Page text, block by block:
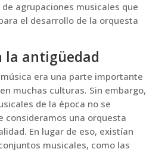
agrupaciones musicales que
el desarrollo de la orquesta
la antigüedad
era una parte importante
muchas culturas. Sin embargo,
de la época no se
consideramos una orquesta
En lugar de eso, existían
musicales, como las